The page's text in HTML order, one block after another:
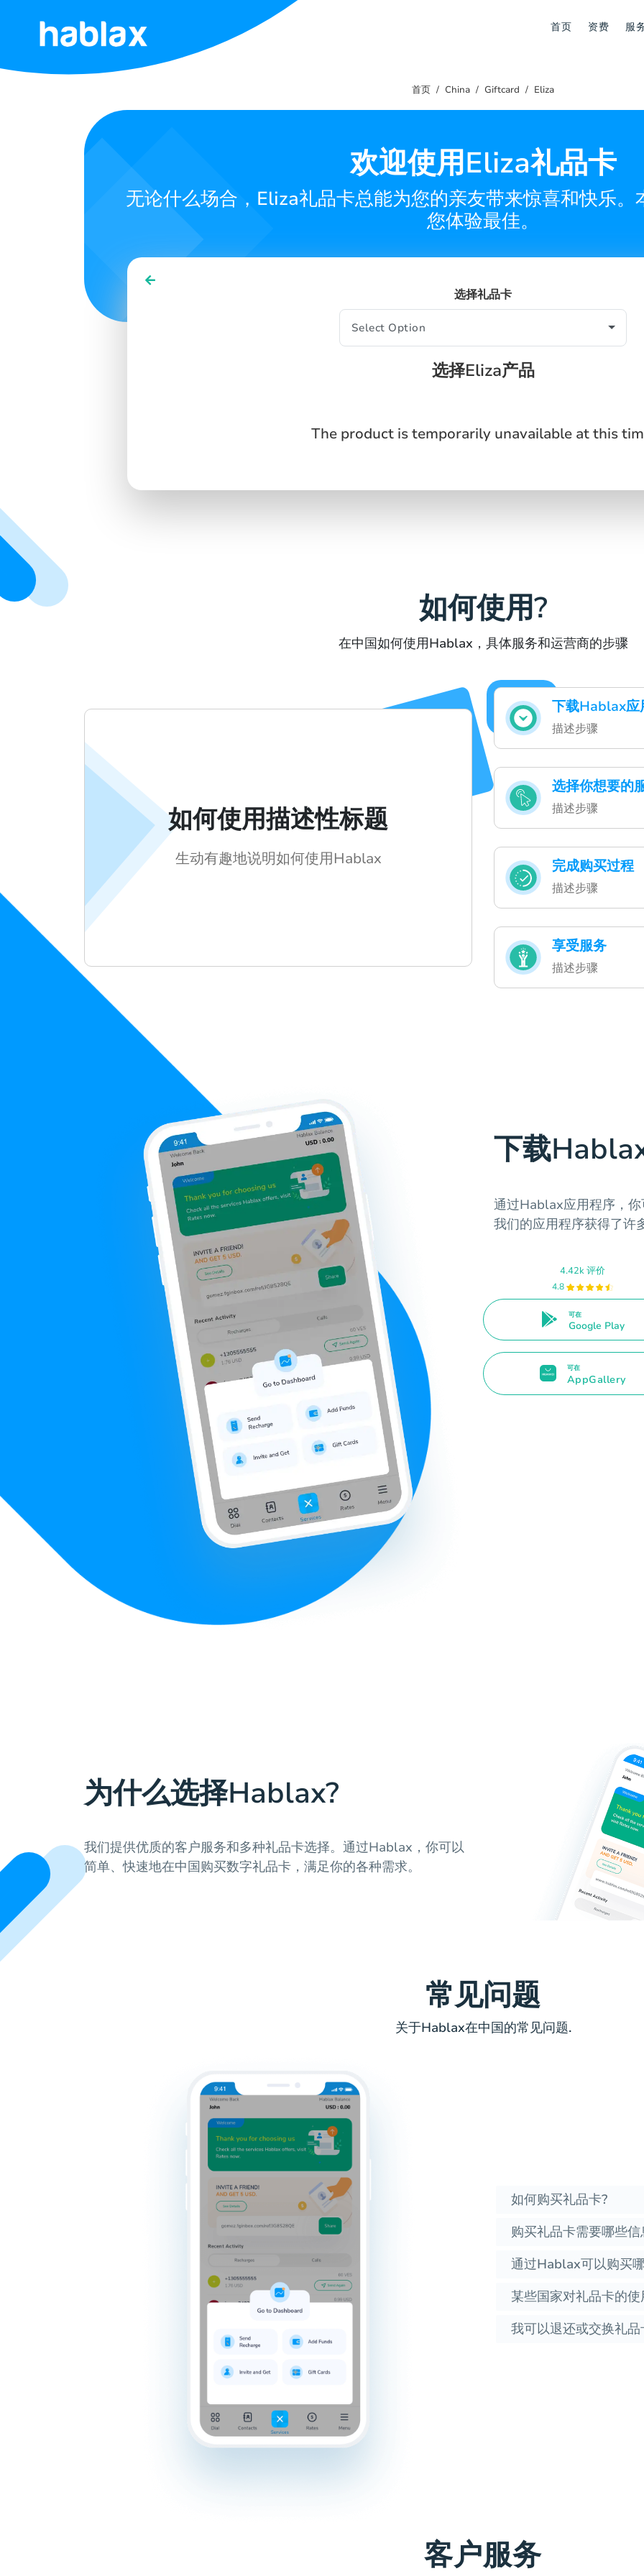
首页 资费 服
首
首页 China Giftcard Eliza
欢迎使用Eliza礼品卡
无论什么场合，Eliza礼品卡总能为您的亲友带来惊喜和快乐
您体验最佳。
选择礼品卡
选择Eliza产品
The product is temporarily unavailable at this
如何使用?
在中国如何使用Hablax，具体服务和运营商的步骤
下载Hablax应
描述步骤
选择你想要的
描述步骤
完成购买过程
描述步骤
享受服务
描述步骤
如何使用描述性标题
生动有趣地说明如何使用Hablax
下载
通过Hablax应用程序，
我们的应用程序获得了许
4.42k 评价
4.8
可在
Google Play
可在
AppGallery
为什么选择Hablax?
我们提供优质的客户服务和多种礼品卡选择。通过Hablax，你可以
简单、快速地在中国购买数字礼品卡，满足你的各种需求。
常见问题
关于Hablax在中国的常见问题.
如何购买礼品卡?
购买礼品卡需要哪些信
通过Hablax可以购买
某些国家对礼品卡的
我可以退还或交换礼品
客户服务